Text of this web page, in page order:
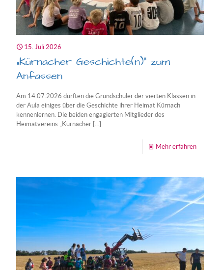
15. Juli 2026
„Kürnacher Geschichte(n)“ zum
Anfassen
Am 14.07.2026 durften die Grundschüler der vierten Klassen in
der Aula einiges über die Geschichte ihrer Heimat Kürnach
kennenlernen. Die beiden engagierten Mitglieder des
Heimatvereins „Kürnacher […]
Mehr erfahren-
zum